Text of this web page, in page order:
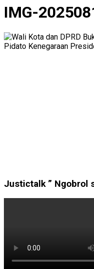
IMG-
Justictalk ” Ngobrol